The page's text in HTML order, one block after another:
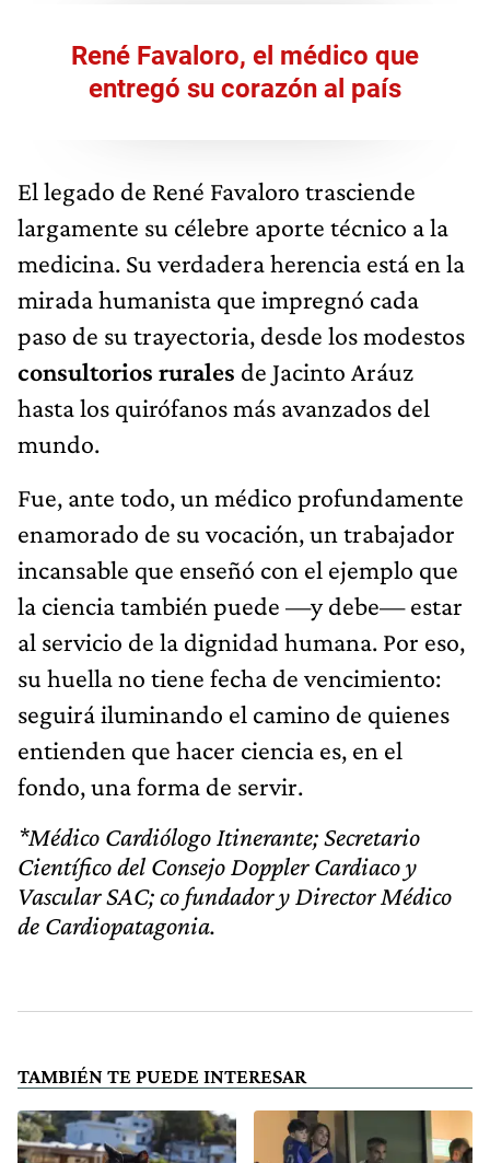
René Favaloro, el médico que
entregó su corazón al país
El legado de René Favaloro trasciende
largamente su célebre aporte técnico a la
medicina. Su verdadera herencia está en la
mirada humanista que impregnó cada
paso de su trayectoria, desde los modestos
consultorios rurales de Jacinto Aráuz
hasta los quirófanos más avanzados del
mundo.
Fue, ante todo, un médico profundamente
enamorado de su vocación, un trabajador
incansable que enseñó con el ejemplo que
la ciencia también puede —y debe— estar
al servicio de la dignidad humana. Por eso,
su huella no tiene fecha de vencimiento:
seguirá iluminando el camino de quienes
entienden que hacer ciencia es, en el
fondo, una forma de servir.
*Médico Cardiólogo Itinerante; Secretario
Científico del Consejo Doppler Cardiaco y
Vascular SAC; co fundador y Director Médico
de Cardiopatagonia.
TAMBIÉN TE PUEDE INTERESAR